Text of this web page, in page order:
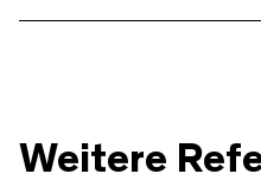
Weitere